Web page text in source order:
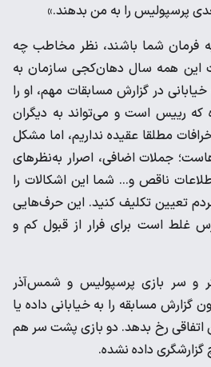
پرسپولیس را به من بدهند.»
فرمان شما باشند، نظر مخاطب چه
این همه سال دهان‌کجی سازمان به
در گزارش مسابقات مهم، او را
که رییس است و می‌تواند به دیگران
مطلقا عقیده نداریم، اما مشکل
جملات اضافی، اصرار به‌نظرهای
ناقص و… شما این اشکالات را
تعیین تکلیف کنید. این حرف‌هایی
غلط است برای فرار از قبول کم و
و سر بازی پرسپولیس و شمس‌آذر
مسابقه را به خیابانی داده یا
اتفاقی رخ بدهد. دو بازی پشت سر هم
گزارشگری داده نشده.